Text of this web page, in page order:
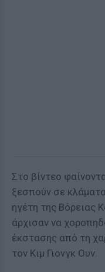
Στο βίντεο
ξεσπούν σε
ηγέτη της Βόρειας
άρχισαν να
έκστασης από τη
τον Κιμ Γιονγκ Ουν.